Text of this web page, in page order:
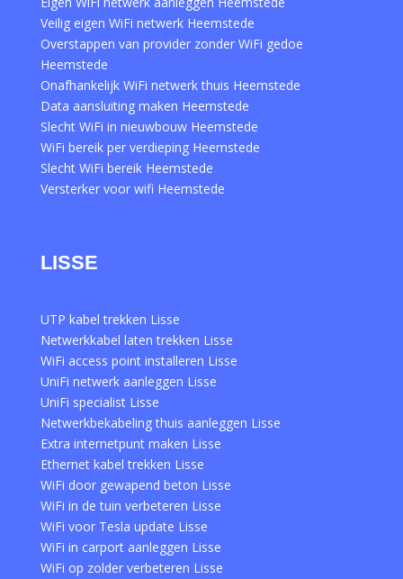
Veilig eigen WiFi netwerk Heemstede
Overstappen van provider zonder WiFi gedoe
Heemstede
Onafhankelijk WiFi netwerk thuis Heemstede
Data aansluiting maken Heemstede
Slecht WiFi in nieuwbouw Heemstede
WiFi bereik per verdieping Heemstede
Slecht WiFi bereik Heemstede
Versterker voor wifi Heemstede
LISSE
UTP kabel trekken Lisse
Netwerkkabel laten trekken Lisse
WiFi access point installeren Lisse
UniFi netwerk aanleggen Lisse
UniFi specialist Lisse
Netwerkbekabeling thuis aanleggen Lisse
Extra internetpunt maken Lisse
Ethernet kabel trekken Lisse
WiFi door gewapend beton Lisse
WiFi in de tuin verbeteren Lisse
WiFi voor Tesla update Lisse
WiFi in carport aanleggen Lisse
WiFi op zolder verbeteren Lisse